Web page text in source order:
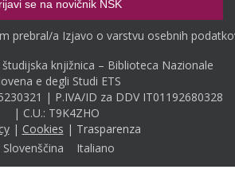
prebral/a Izjavo o varstvu osebnih
knjižnica – Biblioteca Nazionale
e degli Studi ETS
| P.IVA/ID za DDV IT01192680328
| C.U.: T9K4ZHO
| Cookies | Trasparenza
Slovenščina
Italiano